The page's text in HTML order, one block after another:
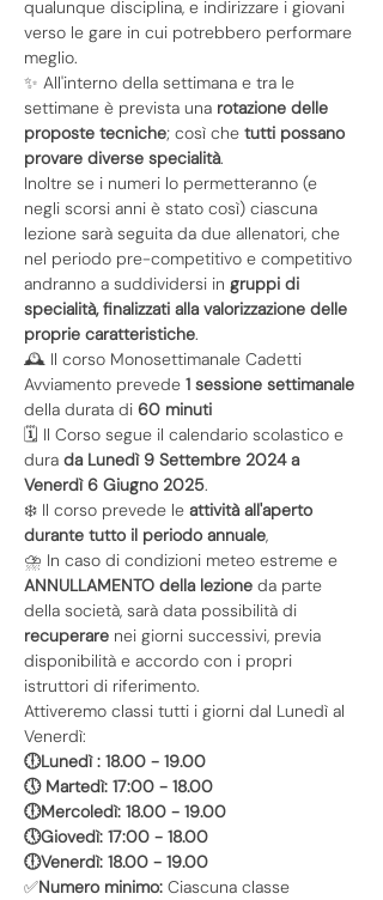
qualunque disciplina, e indirizzare i giovani
verso le gare in cui potrebbero performare
meglio.
✨ All'interno della settimana e tra le
settimane è prevista una rotazione delle
proposte tecniche; così che tutti possano
provare diverse specialità.
Inoltre se i numeri lo permetteranno (e
negli scorsi anni è stato così) ciascuna
lezione sarà seguita da due allenatori, che
nel periodo pre-competitivo e competitivo
andranno a suddividersi in gruppi di
specialità, finalizzati alla valorizzazione delle
proprie caratteristiche.
🕰️ Il corso Monosettimanale Cadetti
Avviamento prevede 1 sessione settimanale
della durata di 60 minuti
🗓️ Il Corso segue il calendario scolastico e
dura da Lunedì 9 Settembre 2024 a
Venerdì 6 Giugno 2025.
❄️ Il corso prevede le attività all'aperto
durante tutto il periodo annuale,
⛈️ In caso di condizioni meteo estreme e
ANNULLAMENTO della lezione da parte
della società, sarà data possibilità di
recuperare nei giorni successivi, previa
disponibilità e accordo con i propri
istruttori di riferimento.
Attiveremo classi tutti i giorni dal Lunedì al
Venerdì:
🕕Lunedì : 18.00 - 19.00
🕔 Martedì: 17:00 - 18.00
🕕Mercoledì: 18.00 - 19.00
🕔Giovedì: 17:00 - 18.00
🕕Venerdì: 18.00 - 19.00
✅Numero minimo: Ciascuna classe